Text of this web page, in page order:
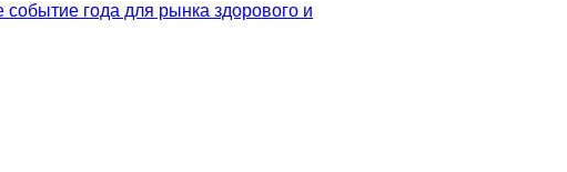
года для рынка здорового и